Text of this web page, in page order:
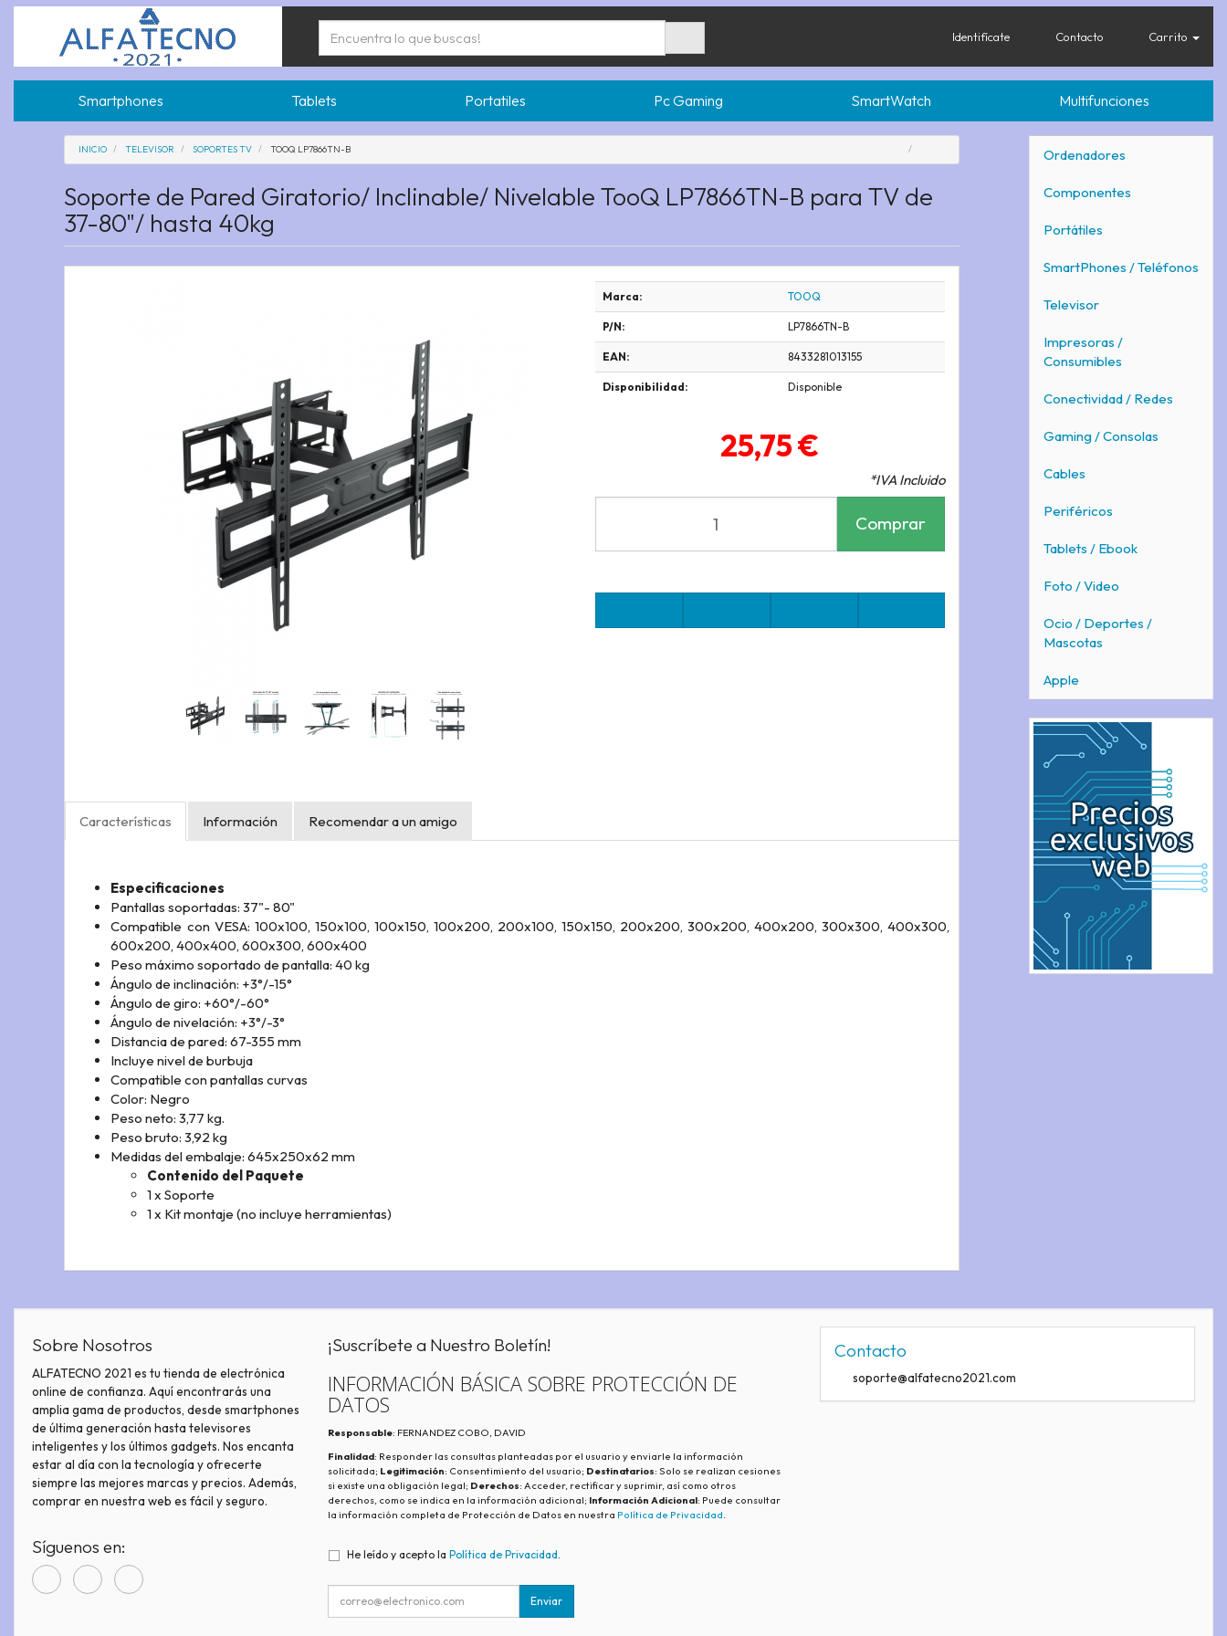
Identifícate Contacto Carrito
Smartphones Tablets Portatiles Pc Gaming SmartWatch Multifunciones
Ordenadores
Componentes
Portátiles
SmartPhones / Teléfonos
Televisor
Impresoras /
Consumibles
Conectividad / Redes
Gaming / Consolas
Cables
Periféricos
Tablets / Ebook
Foto / Video
Ocio / Deportes /
Mascotas
Apple
INICIO TELEVISOR SOPORTES TV TOOQ LP7866TN-B
Soporte de Pared Giratorio/ Inclinable/ Nivelable TooQ LP7866TN-B para TV de
37-80"/ hasta 40kg
Marca: TOOQ
P/N: LP7866TN-B
EAN: 8433281013155
Disponibilidad: Disponible
25,75 €
*IVA Incluido
Comprar
Características Información Recomendar a un amigo
Especificaciones
Pantallas soportadas: 37"- 80"
Compatible con VESA: 100x100, 150x100, 100x150, 100x200, 200x100, 150x150, 200x200, 300x200, 400x200, 300x300, 400x300,
600x200, 400x400, 600x300, 600x400
Peso máximo soportado de pantalla: 40 kg
Ángulo de inclinación: +3°/-15°
Ángulo de giro: +60°/-60°
Ángulo de nivelación: +3°/-3°
Distancia de pared: 67-355 mm
Incluye nivel de burbuja
Compatible con pantallas curvas
Color: Negro
Peso neto: 3,77 kg.
Peso bruto: 3,92 kg
Medidas del embalaje: 645x250x62 mm
Contenido del Paquete
1 x Soporte
1 x Kit montaje (no incluye herramientas)
Sobre Nosotros
ALFATECNO 2021 es tu tienda de electrónica
online de confianza. Aquí encontrarás una
amplia gama de productos, desde smartphones
de última generación hasta televisores
inteligentes y los últimos gadgets. Nos encanta
estar al día con la tecnología y ofrecerte
siempre las mejores marcas y precios. Además,
comprar en nuestra web es fácil y seguro.
Síguenos en:
¡Suscríbete a Nuestro Boletín!
INFORMACIÓN BÁSICA SOBRE PROTECCIÓN DE
DATOS
Responsable: FERNANDEZ COBO, DAVID
Finalidad: Responder las consultas planteadas por el usuario y enviarle la información
solicitada; Legitimación: Consentimiento del usuario; Destinatarios: Solo se realizan cesiones
si existe una obligación legal; Derechos: Acceder, rectificar y suprimir, así como otros
derechos, como se indica en la información adicional; Información Adicional: Puede consultar
la información completa de Protección de Datos en nuestra Política de Privacidad.
He leído y acepto la Política de Privacidad
Enviar
Contacto
soporte@alfatecno2021.com